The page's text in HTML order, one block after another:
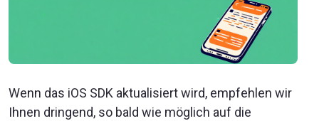
Wenn das iOS SDK aktualisiert wird, empfehlen wir
Ihnen dringend, so bald wie möglich auf die